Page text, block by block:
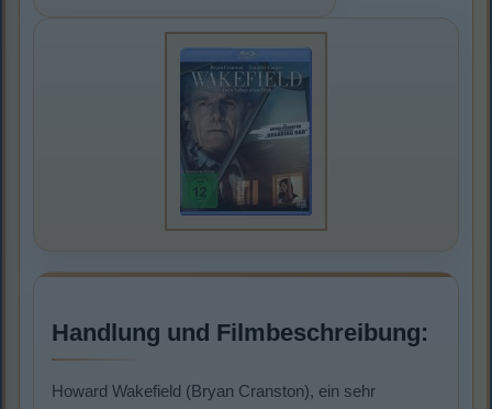
Handlung und Filmbeschreibung:
Howard Wakefield (Bryan Cranston), ein sehr